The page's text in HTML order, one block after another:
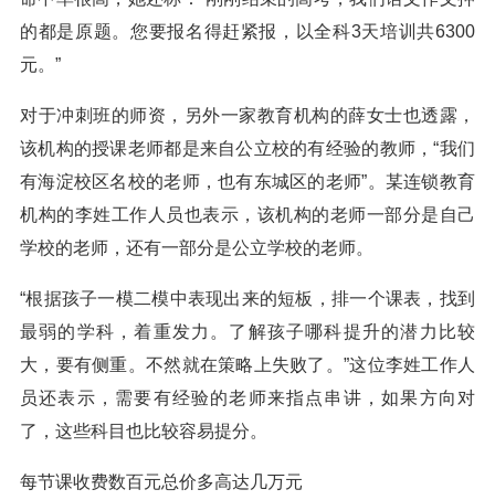
的都是原题。您要报名得赶紧报，以全科3天培训共6300
元。”
对于冲刺班的师资，另外一家教育机构的薛女士也透露，
该机构的授课老师都是来自公立校的有经验的教师，“我们
有海淀校区名校的老师，也有东城区的老师”。某连锁教育
机构的李姓工作人员也表示，该机构的老师一部分是自己
学校的老师，还有一部分是公立学校的老师。
“根据孩子一模二模中表现出来的短板，排一个课表，找到
最弱的学科，着重发力。了解孩子哪科提升的潜力比较
大，要有侧重。不然就在策略上失败了。”这位李姓工作人
员还表示，需要有经验的老师来指点串讲，如果方向对
了，这些科目也比较容易提分。
每节课收费数百元总价多高达几万元